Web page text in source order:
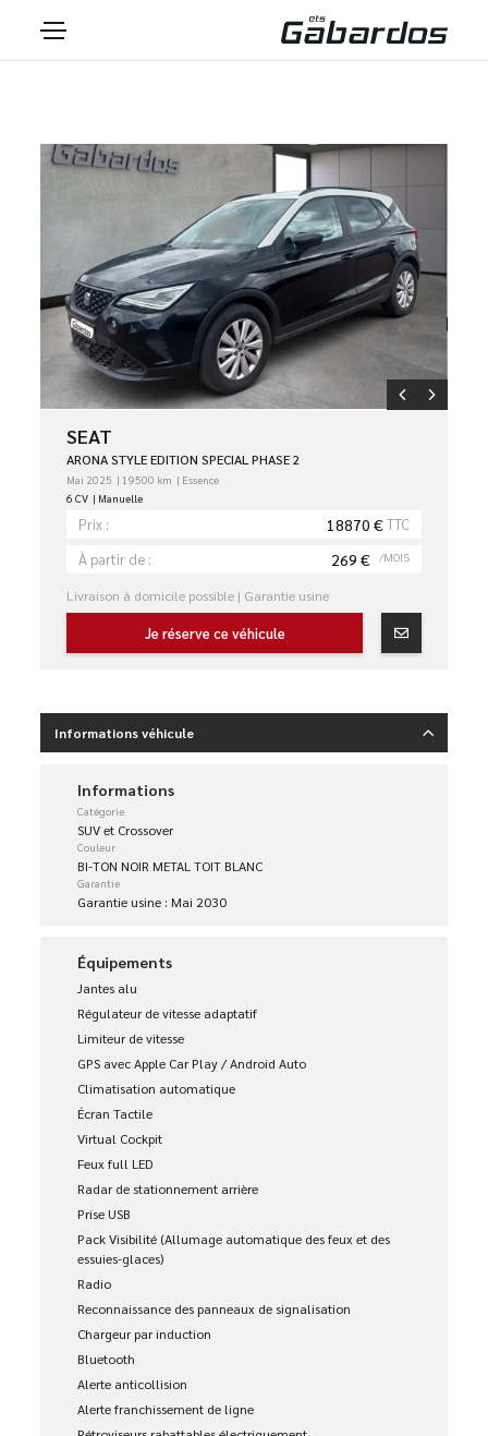
SEAT
ARONA STYLE EDITION SPECIAL PHASE 2
Mai 2025 19500 km
Essence
6 CV
Manuelle
Prix : 18870 €TTC
À partir de :
269 € /MOIS
Livraison à domicile possible | Garantie usine
Je réserve ce véhicule
Informations véhicule
Informations
Catégorie
SUV et Crossover
Couleur
BI-TON NOIR METAL TOIT BLANC
Garantie
Garantie usine : Mai 2030
Équipements
Jantes alu
Régulateur de vitesse adaptatif
Limiteur de vitesse
GPS avec Apple Car Play / Android Auto
Climatisation automatique
Écran Tactile
Virtual Cockpit
Feux full LED
Radar de stationnement arrière
Prise USB
Pack Visibilité (Allumage automatique des feux et des
essuies-glaces)
Radio
Reconnaissance des panneaux de signalisation
Chargeur par induction
Bluetooth
Alerte anticollision
Alerte franchissement de ligne